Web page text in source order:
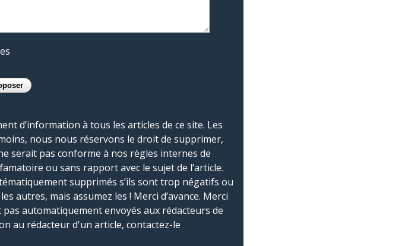
d’information à tous les articles de ce site. Les
nous nous réservons le droit de supprimer,
serait pas conforme à nos règles internes de
ou sans rapport avec le sujet de l’article.
supprimés s’ils sont trop négatifs ou
autres, mais assumez les ! Merci d’avance. Merci
automatiquement envoyés aux rédacteurs de
au rédacteur d'un article, contactez-le